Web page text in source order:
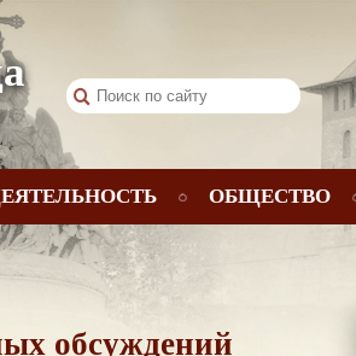
ОБЩЕСТВО
обсуждений